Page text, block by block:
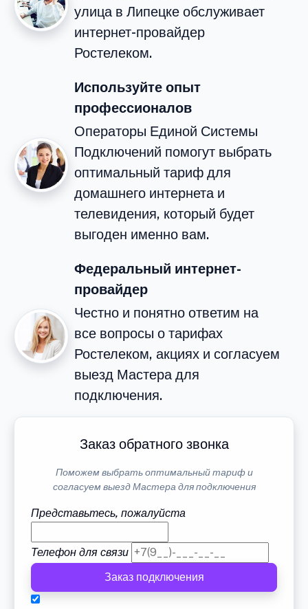
улица в Липецке обслуживает
интернет-провайдер
Ростелеком.
Используйте опыт
профессионалов
Операторы Единой Системы
Подключений помогут выбрать
оптимальный тариф для
домашнего интернета и
телевидения, который будет
выгоден именно вам.
Федеральный интернет-
провайдер
Честно и понятно ответим на
все вопросы о тарифах
Ростелеком, акциях и согласуем
выезд Мастера для
подключения.
Заказ обратного звонка
Поможем выбрать оптимальный тариф и
согласуем выезд Мастера для подключения
Представьтесь, пожалуйста
Телефон для связи
Заказ подключения